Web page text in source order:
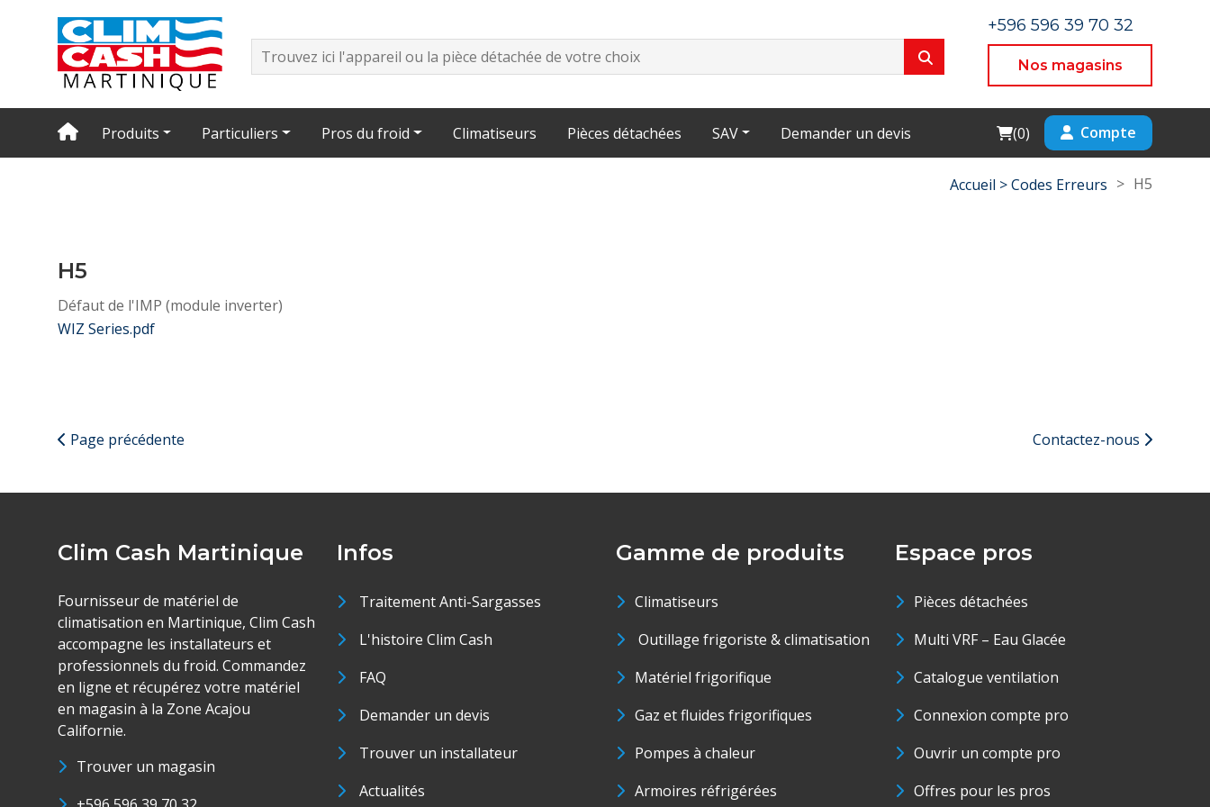
+596 596 39 70 32
Nos magasins
Produits Particuliers Pros du froid Climatiseurs Pièces détachées SAV Demander un devis Cart
(0) Compte
Accueil >Codes Erreurs > H5
H5
Défaut de l'IMP (module inverter)
WIZ Series.pdf
Page précédente Contactez-nous
Clim Cash Martinique
Fournisseur de matériel de
climatisation en Martinique, Clim Cash
accompagne les installateurs et
professionnels du froid. Commandez
en ligne et récupérez votre matériel
en magasin à la Zone Acajou
Californie.
Trouver un magasin
Infos
Traitement Anti-Sargasses
L'histoire Clim Cash
FAQ
Demander un devis
Trouver un installateur
Actualités
Gamme de produits
Climatiseurs
Outillage frigoriste & climatisation
Matériel frigorifique
Gaz et fluides frigorifiques
Pompes à chaleur
Armoires réfrigérées
Espace pros
Pièces détachées
Multi VRF – Eau Glacée
Catalogue ventilation
Connexion compte pro
Ouvrir un compte pro
Offres pour les pros